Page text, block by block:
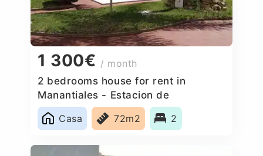
1 300€ / month
2 bedrooms house for rent in
Manantiales - Estacion de
Autobuses, Spain
Casa
72m2 2